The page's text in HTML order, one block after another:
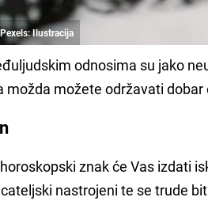
Ilustracija
odnosima su jako
možda možete održavati
znak će Vas izdati
nastrojeni te se trude